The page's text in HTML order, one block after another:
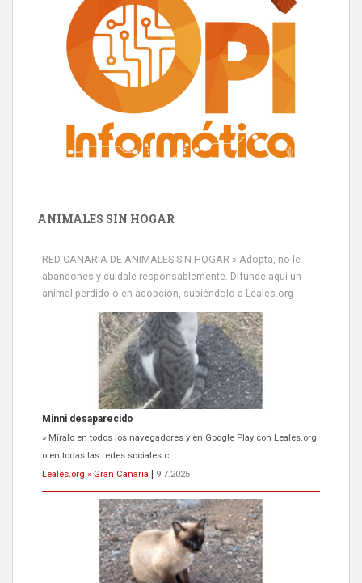
ANIMALES SIN HOGAR
RED CANARIA DE ANIMALES SIN HOGAR » Adopta, no le
abandones y cuídale responsablemente. Difunde aquí un
animal perdido o en adopción, subiéndolo a Leales.org
Minni desaparecido
» Míralo en todos los navegadores y en Google Play con Leales.org
o en todas las redes sociales c...
Leales.org » Gran Canaria
9.7.2025